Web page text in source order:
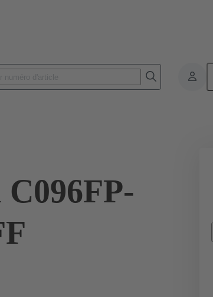
Connecteurs carte à carte